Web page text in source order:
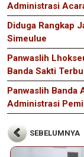
Administrasi
Diduga Rangkap
Simeulue
Panwaslih
Banda Sakti
Panwaslih Banda
Administrasi
SEBELUMNYA